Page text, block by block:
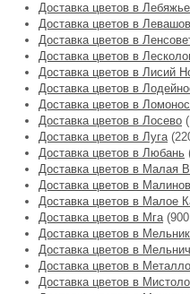
Доставка цветов в
Доставка цветов в
Доставка цветов в
Доставка цветов в
Доставка цветов в Лисий
Доставка цветов в
Доставка цветов в
Доставка цветов в Лосево
Доставка цветов в Луга
Доставка цветов в Любань
Доставка цветов в Малая
Доставка цветов в
Доставка цветов в Малое
Доставка цветов в Мга(900
Доставка цветов в
Доставка цветов в
Доставка цветов в
Доставка цветов в